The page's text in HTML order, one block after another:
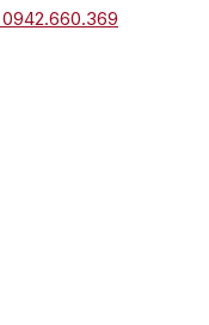
0942.660.369